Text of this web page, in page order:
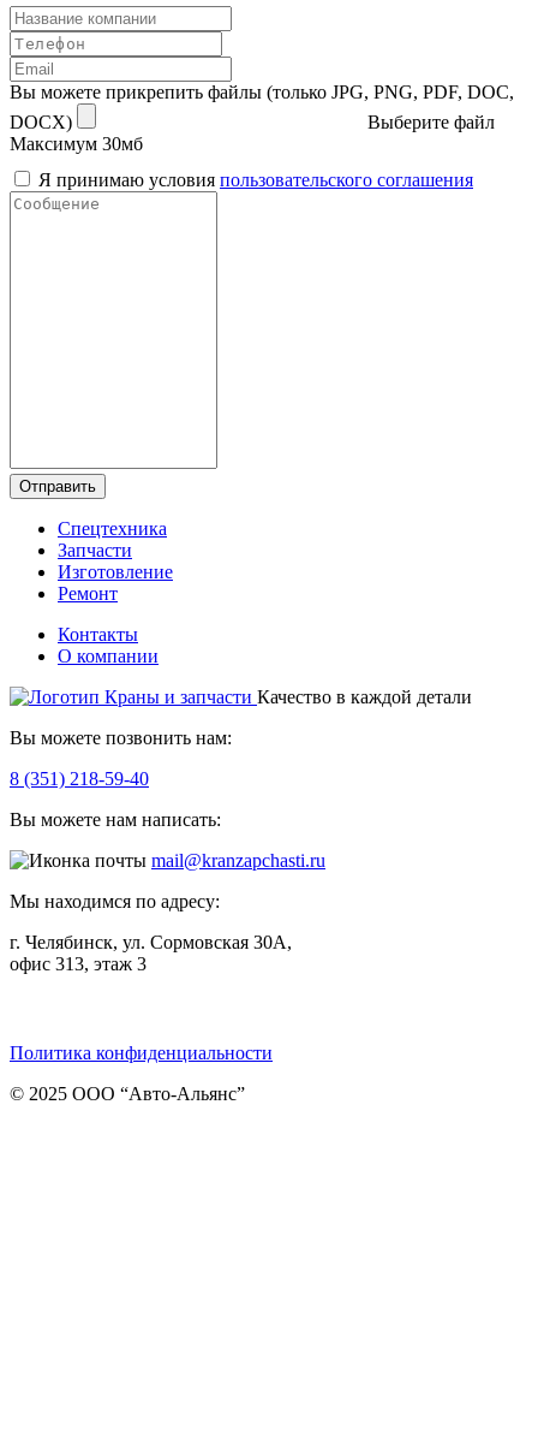
Вы можете прикрепить файлы (только JPG, PNG, PDF, DOC,
DOCX)
Выберите файл
Максимум 30мб
Я принимаю условия пользовательского соглашения
Отправить
Спецтехника
Запчасти
Изготовление
Ремонт
Контакты
О компании
Качество в каждой детали
Вы можете позвонить нам:
8 (351) 218-59-40
Вы можете нам написать:
mail@kranzapchasti.ru
Мы находимся по адресу:
г. Челябинск, ул. Сормовская 30А,
офис 313, этаж 3
Политика конфиденциальности
© 2025 ООО “Авто-Альянс”